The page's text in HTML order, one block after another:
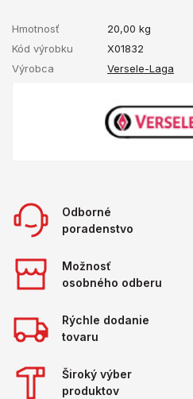
Hmotnosť 20,00 kg
Kód výrobku
X01832
Výrobca
Versele-Laga
Odborné
poradenstvo
Možnosť
osobného odberu
Rýchle dodanie
tovaru
Široký výber
produktov